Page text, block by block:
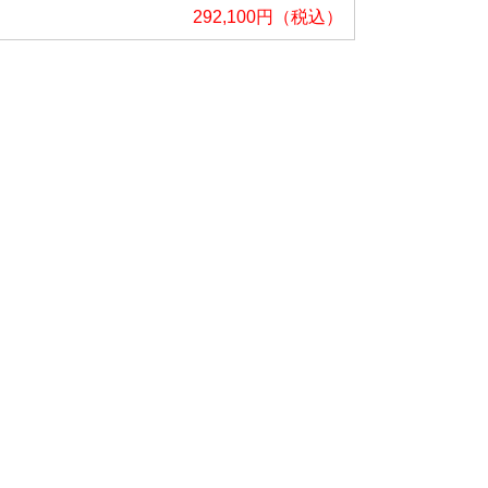
292,100円（税込）